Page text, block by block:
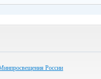
России